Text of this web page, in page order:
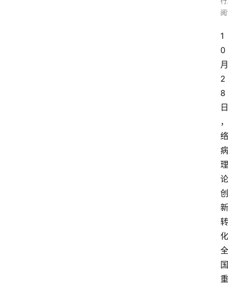
1
0
月
2
8
日
，
络
病
理
论
创
新
转
化
全
国
重